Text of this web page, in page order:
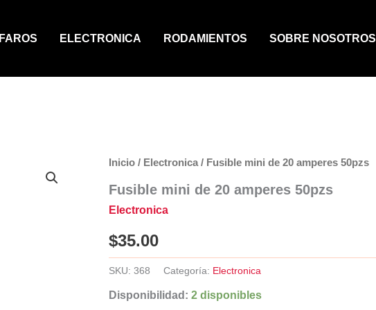
FAROS ELECTRONICA RODAMIENTOS SOBRE NOSOTROS
Inicio / Electronica / Fusible mini de 20 amperes 50pzs
Fusible mini de 20 amperes 50pzs
Electronica
$35.00
SKU:368 Categoría: Electronica
Disponibilidad: 2 disponibles
50pzs